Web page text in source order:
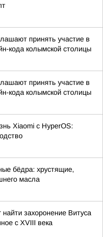
принять участие в
кода колымской столицы
принять участие в
кода колымской столицы
Xiaomi с HyperOS:
бёдра: хрустящие,
масла
захоронение Витуса
с XVIII века